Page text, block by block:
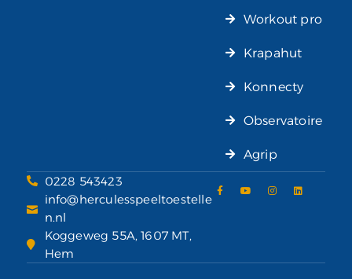
Workout pro
Krapahut
Konnecty
Observatoire
Agrip
0228 543423
info@herculesspeeltoestelle
n.nl
Koggeweg 55A, 1607 MT,
Hem